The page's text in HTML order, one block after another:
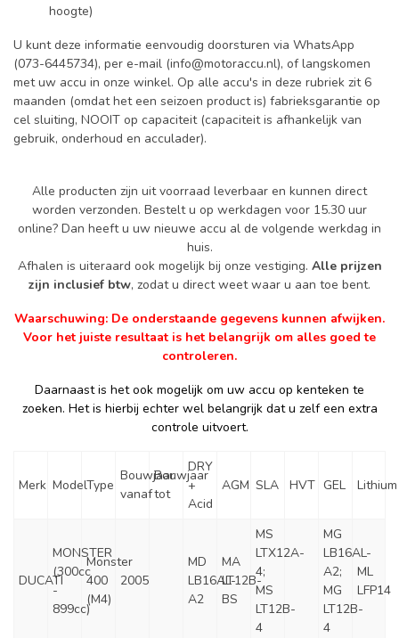
hoogte)
U kunt deze informatie eenvoudig doorsturen via WhatsApp
(073-6445734), per e-mail (info@motoraccu.nl), of langskomen
met uw accu in onze winkel. Op alle accu's in deze rubriek zit 6
maanden (omdat het een seizoen product is) fabrieksgarantie op
cel sluiting, NOOIT op capaciteit (capaciteit is afhankelijk van
gebruik, onderhoud en acculader).
Alle producten zijn uit voorraad leverbaar en kunnen direct
worden verzonden. Bestelt u op werkdagen voor 15.30 uur
online? Dan heeft u uw nieuwe accu al de volgende werkdag in
huis.
Afhalen is uiteraard ook mogelijk bij onze vestiging. Alle prijzen
zijn inclusief btw, zodat u direct weet waar u aan toe bent.
Waarschuwing: De onderstaande gegevens kunnen afwijken.
Voor het juiste resultaat is het belangrijk om alles goed te
controleren.
Daarnaast is het ook mogelijk om uw accu op kenteken te
zoeken. Het is hierbij echter wel belangrijk dat u zelf een extra
controle uitvoert.
Merk ModelType
Bouwjaar
vanaf
Bouwjaar
tot
DRY
+
Acid
AGM SLA HVT GEL Lithium
DUCATI
MONSTER
(300cc
-
899cc)
Monster
400
(M4)
2005
MD
LB16AL-
A2
MA
LT12B-
BS
MS
LTX12A-
4;
MS
LT12B-
4
MG
LB16AL-
A2;
MG
LT12B-
4
ML
LFP14